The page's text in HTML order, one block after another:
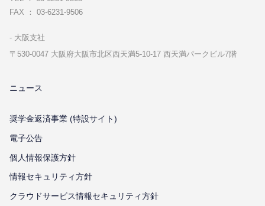
FAX ： 03-6231-9506
⼤阪⽀社
〒530-0047 ⼤阪府⼤阪市北区⻄天満5-10-17 ⻄天満パークビル7階
ニュース
奨学金返済事業 (特設サイト)
電子公告
個⼈情報保護⽅針
情報セキュリティ⽅針
クラウドサービス情報セキュリティ方針